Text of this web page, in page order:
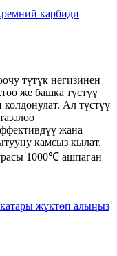
түтүк негизинен
же башка түстүү
Ал түстүү
жана
камсыз кылат.
1000℃ ашпаган
жүктөп алыңыз